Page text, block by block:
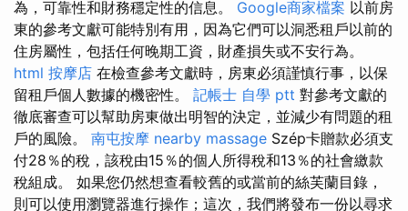
為，可靠性和財務穩定性的信息。 Google商家檔案 以前房
東的參考文獻可能特別有用，因為它們可以洞悉租戶以前的
住房屬性，包括任何晚期工資，財產損失或不安行為。
html 按摩店 在檢查參考文獻時，房東必須謹慎行事，以保
留租戶個人數據的機密性。 記帳士 自學 ptt 對參考文獻的
徹底審查可以幫助房東做出明智的決定，並減少有問題的租
戶的風險。 南屯按摩 nearby massage Szép卡贈款必須支
付28％的稅，該稅由15％的個人所得稅和13％的社會繳款
稅組成。 如果您仍然想查看較舊的或當前的絲芙蘭目錄，
則可以使用瀏覽器進行操作；這次，我們將發布一份以尋求